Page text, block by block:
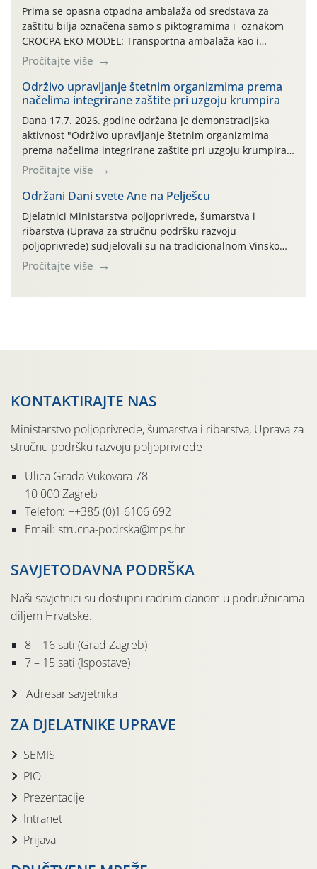
Prima se opasna otpadna ambalaža od sredstava za
zaštitu bilja označena samo s piktogramima i oznakom
CROCPA EKO MODEL: Transportna ambalaža kao i
ambalaža drugih proizvoda koji nisu sredstva za zaštitu
bilja (npr. ambalaža od mineralnih gnojiva,) se ne
prihvaća. Korisnicima je osiguran besplatni povrat
prazne ambalaže isključivo ovih tvrtki: AGROCHEM-MAKS,
AGRONOM, ALBAUGH TKI* (PINUS […]
Pročitajte više
Održivo upravljanje štetnim organizmima prema
načelima integrirane zaštite pri uzgoju krumpira
Dana 17.7. 2026. godine održana je demonstracijska
aktivnost "Održivo upravljanje štetnim organizmima
prema načelima integrirane zaštite pri uzgoju krumpira"
na pokusnom polju "Poredje", kraj naselja Belica (ARKOD
parcela ID 2445031) (središnji dio Međimurske županije).
Pročitajte više
Održani Dani svete Ane na Pelješcu
Djelatnici Ministarstva poljoprivrede, šumarstva i
ribarstva (Uprava za stručnu podršku razvoju
poljoprivrede) sudjelovali su na tradicionalnom Vinskom
forumu, održanom 24.07.2026. godine u Domu vinarske
tradicije u Putnikovićima na poluotoku Pelješcu, u
Pročitajte više
KONTAKTIRAJTE NAS
Ministarstvo poljoprivrede, šumarstva i ribarstva, Uprava za
stručnu podršku razvoju poljoprivrede
Ulica Grada Vukovara 78
10 000 Zagreb
Telefon: ++385 (0)1 6106 692
Email: strucna-podrska@mps.hr
SAVJETODAVNA PODRŠKA
Naši savjetnici su dostupni radnim danom u podružnicama
diljem Hrvatske.
8 – 16 sati (Grad Zagreb)
7 – 15 sati (Ispostave)
Adresar savjetnika
ZA DJELATNIKE UPRAVE
SEMIS
PIO
Prezentacije
Intranet
Prijava